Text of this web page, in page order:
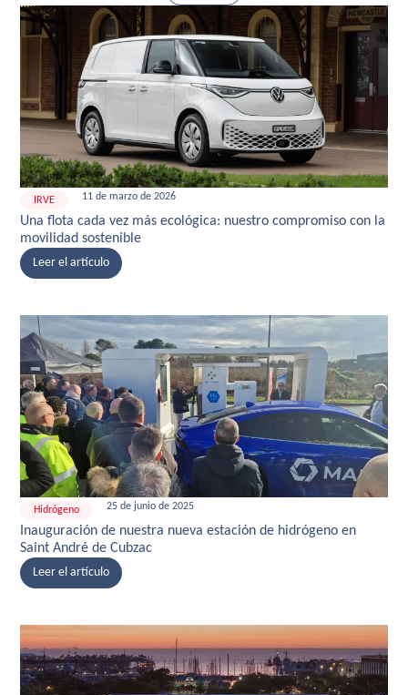
IRVE 11 de marzo de 2026
Una flota cada vez más ecológica: nuestro compromiso con la
movilidad sostenible
Leer el artículo
Hidrógeno 25 de junio de 2025
Inauguración de nuestra nueva estación de hidrógeno en
Saint André de Cubzac
Leer el artículo